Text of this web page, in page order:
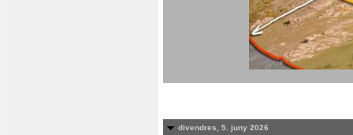
divendres, 5. juny 2026